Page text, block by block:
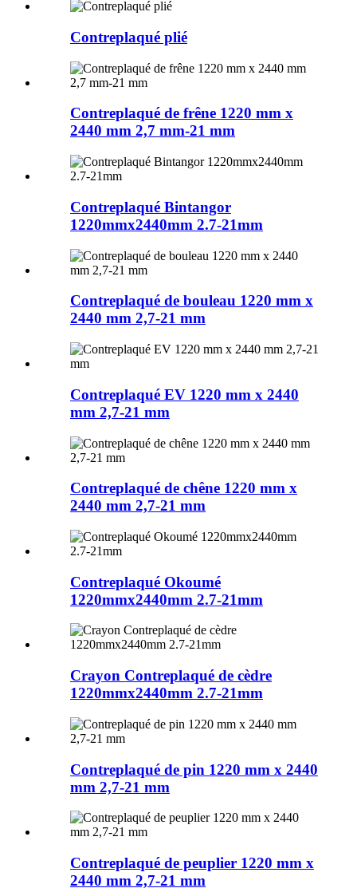
Contreplaqué plié
Contreplaqué de frêne 1220 mm x
2440 mm 2,7 mm-21 mm
Contreplaqué Bintangor
1220mmx2440mm 2.7-21mm
Contreplaqué de bouleau 1220 mm x
2440 mm 2,7-21 mm
Contreplaqué EV 1220 mm x 2440
mm 2,7-21 mm
Contreplaqué de chêne 1220 mm x
2440 mm 2,7-21 mm
Contreplaqué Okoumé
1220mmx2440mm 2.7-21mm
Crayon Contreplaqué de cèdre
1220mmx2440mm 2.7-21mm
Contreplaqué de pin 1220 mm x 2440
mm 2,7-21 mm
Contreplaqué de peuplier 1220 mm x
2440 mm 2,7-21 mm